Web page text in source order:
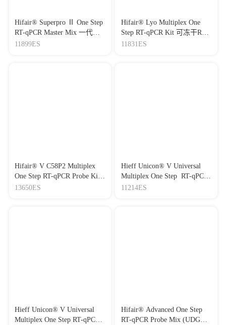
Hifair® Superpro Ⅱ One Step
RT-qPCR Master Mix 一代通
用、全预混RT-qPCR预混液
11899ES
Hifair® Lyo Multiplex One
Step RT-qPCR Kit 可冻干RT-
qPCR预混液
11831ES
Hifair® V C58P2 Multiplex
One Step RT-qPCR Probe Kit
(UDG Plus)一代通用RT-qPCR
13650ES
Hieff Unicon® V Universal
Multiplex One Step RT-qPCR
Probe Kit (UDG plus) 耐抑制
11214ES
Hieff Unicon® V Universal
Multiplex One Step RT-qPCR
Hifair® Advanced One Step
RT-qPCR Probe Mix (UDG